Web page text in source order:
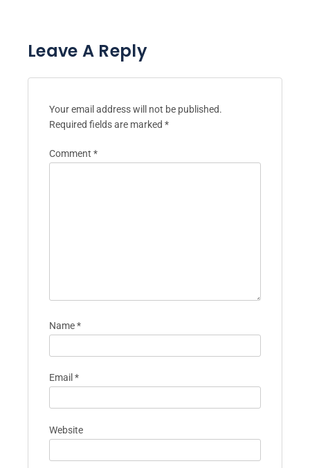
Leave A Reply
Your email address will not be published.
Required fields are marked *
Comment *
Name*
Email *
Website